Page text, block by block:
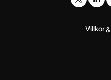
Villkor&